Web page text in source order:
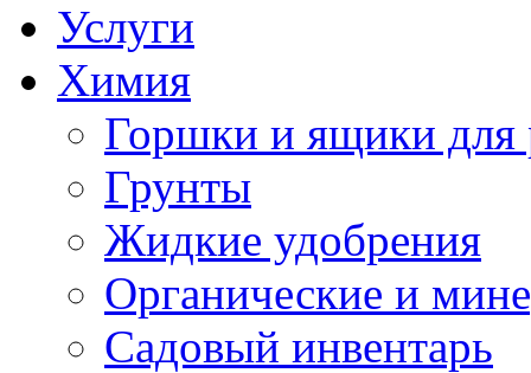
Услуги
Химия
Горшки и ящики для
Грунты
Жидкие удобрения
Органические и
Садовый инвентарь